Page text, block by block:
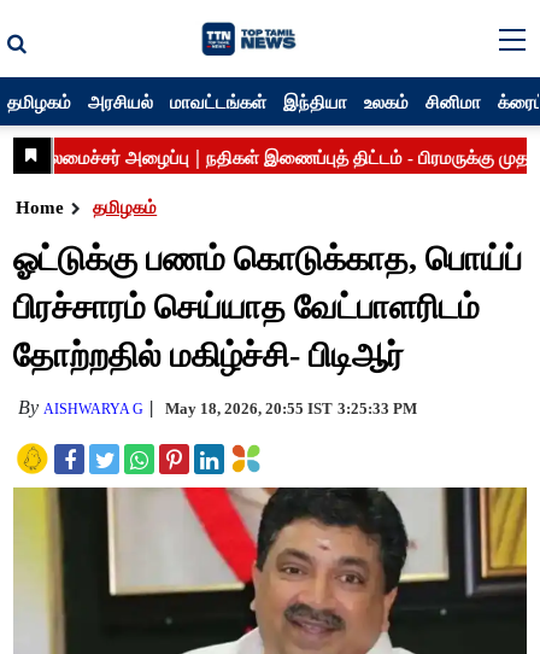
தமிழகம் அரசியல் மாவட்டங்கள் இந்தியா உலகம் சினிமா
Home தமிழகம்
ஓட்டுக்கு பணம் கொடுக்காத, பொய்ப்
பிரச்சாரம் செய்யாத வேட்பாளரிடம்
தோற்றதில் மகிழ்ச்சி- பிடிஆர்
By AISHWARYA G May 18, 2026, 20:55 IST 3:25:33 PM